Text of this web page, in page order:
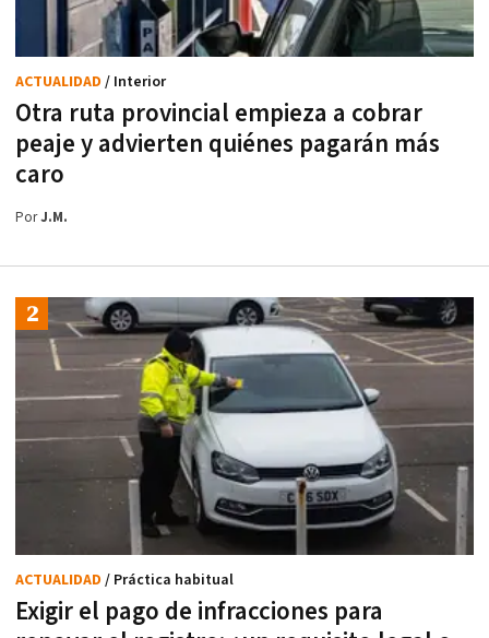
Otra ruta provincial empieza a cobrar
peaje y advierten quiénes pagarán más
caro
ACTUALIDAD / Interior
PorJ.M.
Exigir el pago de infracciones para
ACTUALIDAD / Práctica habitual